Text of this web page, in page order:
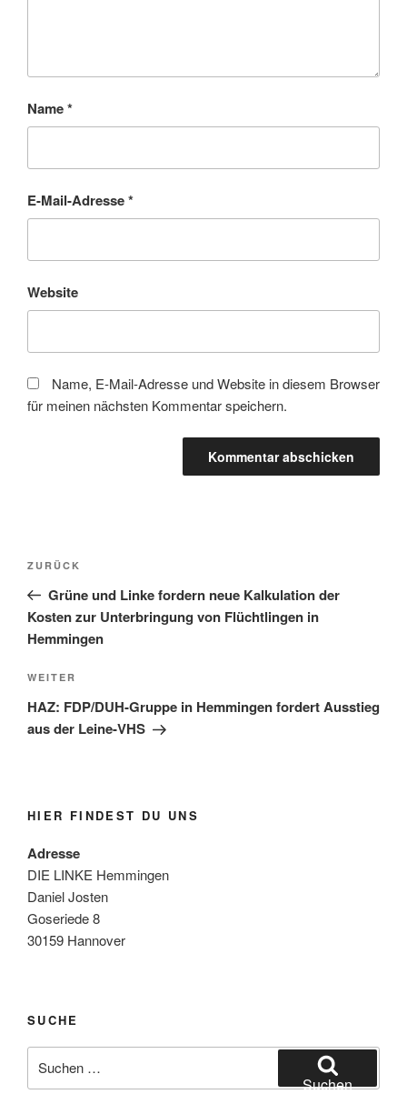
Name*
E-Mail-Adresse*
Website
Name, E-Mail-Adresse und Website in diesem Browser
für meinen nächsten Kommentar speichern.
Beitragsnavigation
Vorheriger
Beitrag
ZURÜCK
Grüne und Linke fordern neue Kalkulation der
Kosten zur Unterbringung von Flüchtlingen in
Hemmingen
Nächster
Beitrag
WEITER
HAZ: FDP/DUH-Gruppe in Hemmingen fordert Ausstieg
aus der Leine-VHS
HIER FINDEST DU UNS
Adresse
DIE LINKE Hemmingen
Daniel Josten
Goseriede 8
30159 Hannover
SUCHE
nach:
Suchen